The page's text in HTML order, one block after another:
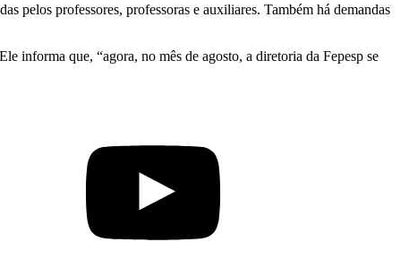
pelos professores, professoras e auxiliares. Também há demandas
informa que, “agora, no mês de agosto, a diretoria da Fepesp se